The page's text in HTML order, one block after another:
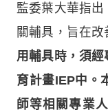
監委葉大華指
關輔具，旨在
用輔具時，須
育計畫IEP中。
師等相關專業